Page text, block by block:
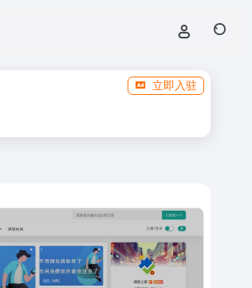
立即入驻